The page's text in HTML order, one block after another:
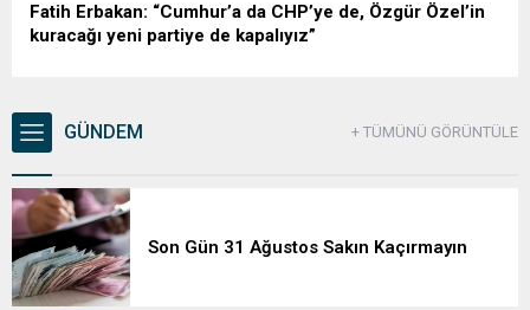
Fatih Erbakan: “Cumhur’a da CHP’ye de, Özgür Özel’in
kuracağı yeni partiye de kapalıyız”
GÜNDEM + TÜMÜNÜ GÖRÜNTÜLE
Son Gün 31 Ağustos Sakın Kaçırmayın